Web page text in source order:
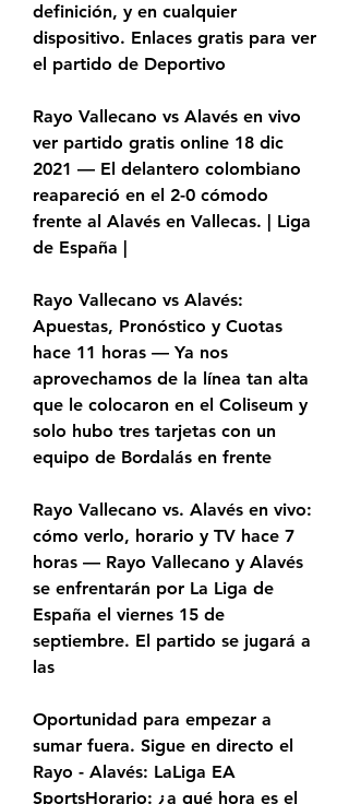
definición, y en cualquier
dispositivo. Enlaces gratis para ver
el partido de Deportivo
Rayo Vallecano vs Alavés en vivo
ver partido gratis online 18 dic
2021 — El delantero colombiano
reapareció en el 2-0 cómodo
frente al Alavés en Vallecas. | Liga
de España |
Rayo Vallecano vs Alavés:
Apuestas, Pronóstico y Cuotas
hace 11 horas — Ya nos
aprovechamos de la línea tan alta
que le colocaron en el Coliseum y
solo hubo tres tarjetas con un
equipo de Bordalás en frente
Rayo Vallecano vs. Alavés en vivo:
cómo verlo, horario y TV hace 7
horas — Rayo Vallecano y Alavés
se enfrentarán por La Liga de
España el viernes 15 de
septiembre. El partido se jugará a
las
Oportunidad para empezar a
sumar fuera. Sigue en directo el
Rayo - Alavés: LaLiga EA
SportsHorario: ¿a qué hora es el